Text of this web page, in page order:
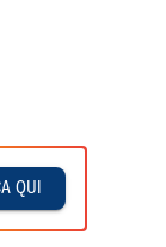
QUI